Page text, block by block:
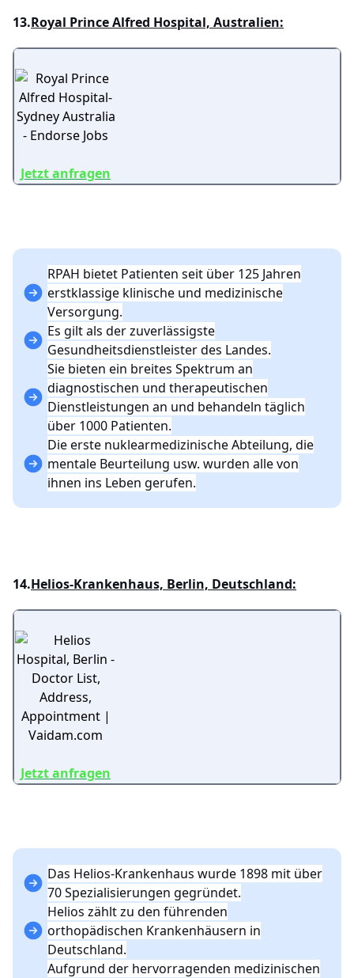
13.Royal Prince Alfred Hospital, Australien:
Jetzt anfragen
RPAH bietet Patienten seit über 125 Jahren
erstklassige klinische und medizinische
Versorgung.
Es gilt als der zuverlässigste
Gesundheitsdienstleister des Landes.
Sie bieten ein breites Spektrum an
diagnostischen und therapeutischen
Dienstleistungen an und behandeln täglich
über 1000 Patienten.
Die erste nuklearmedizinische Abteilung, die
mentale Beurteilung usw. wurden alle von
ihnen ins Leben gerufen.
14.Helios-Krankenhaus, Berlin, Deutschland:
Jetzt anfragen
Das Helios-Krankenhaus wurde 1898 mit über
70 Spezialisierungen gegründet.
Helios zählt zu den führenden
orthopädischen Krankenhäusern in
Deutschland.
Aufgrund der hervorragenden medizinischen